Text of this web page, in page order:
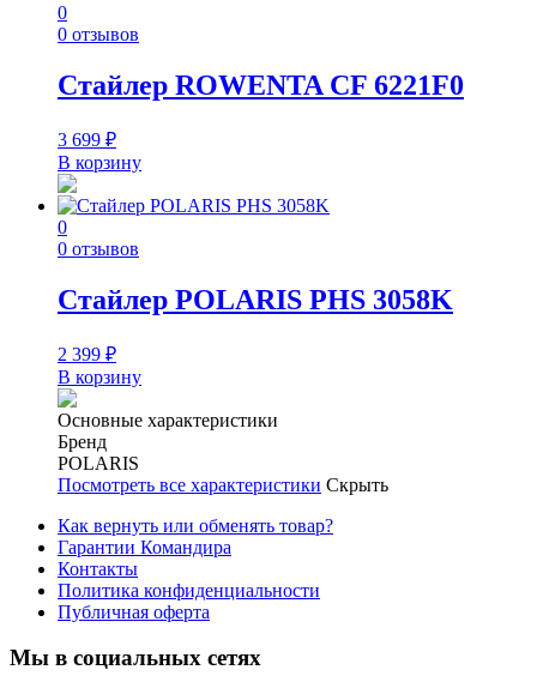
0
0 отзывов
Стайлер ROWENTA CF 6221F0
3 699 ₽
В корзину
0
0 отзывов
Стайлер POLARIS PHS 3058K
2 399 ₽
В корзину
Основные характеристики
Бренд
POLARIS
Посмотреть все характеристики Скрыть
Как вернуть или обменять товар?
Гарантии Командира
Контакты
Политика конфиденциальности
Публичная оферта
Мы в социальных сетях